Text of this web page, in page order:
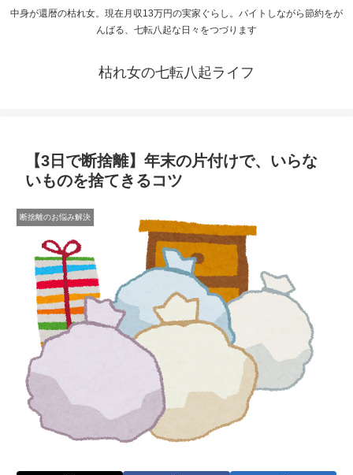
中身が還暦の枯れ女。現在月収13万円の実家ぐらし。バイトしながら節約をが
んばる、七転八起な日々をつづります
枯れ女の七転八起ライフ
【3日で断捨離】年末の片付けで、いらな
いものを捨てきるコツ
断捨離のお悩み解決